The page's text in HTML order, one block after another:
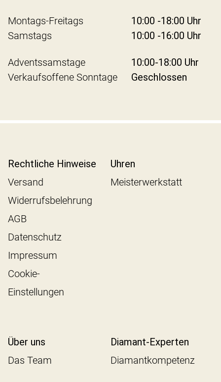
Montags-Freitags
10:00 -18:00 Uhr
Samstags
10:00 -16:00 Uhr
Adventssamstage
10:00-18:00 Uhr
Verkaufsoffene Sonntage
Geschlossen
Rechtliche Hinweise
Versand
Widerrufsbelehrung
AGB
Datenschutz
Impressum
Cookie-
Einstellungen
Uhren
Meisterwerkstatt
Über uns
Das Team
Diamant-Experten
Diamantkompetenz